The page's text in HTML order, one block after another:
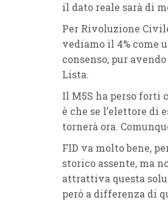
il dato reale sarà di
Per Rivoluzione
vediamo il 4% come
consenso, pur
Lista.
Il M5S ha perso forti
è che se l’elettore di
tornerà ora.
FID va molto bene,
storico assente, ma
attrattiva questa
però a differenza di